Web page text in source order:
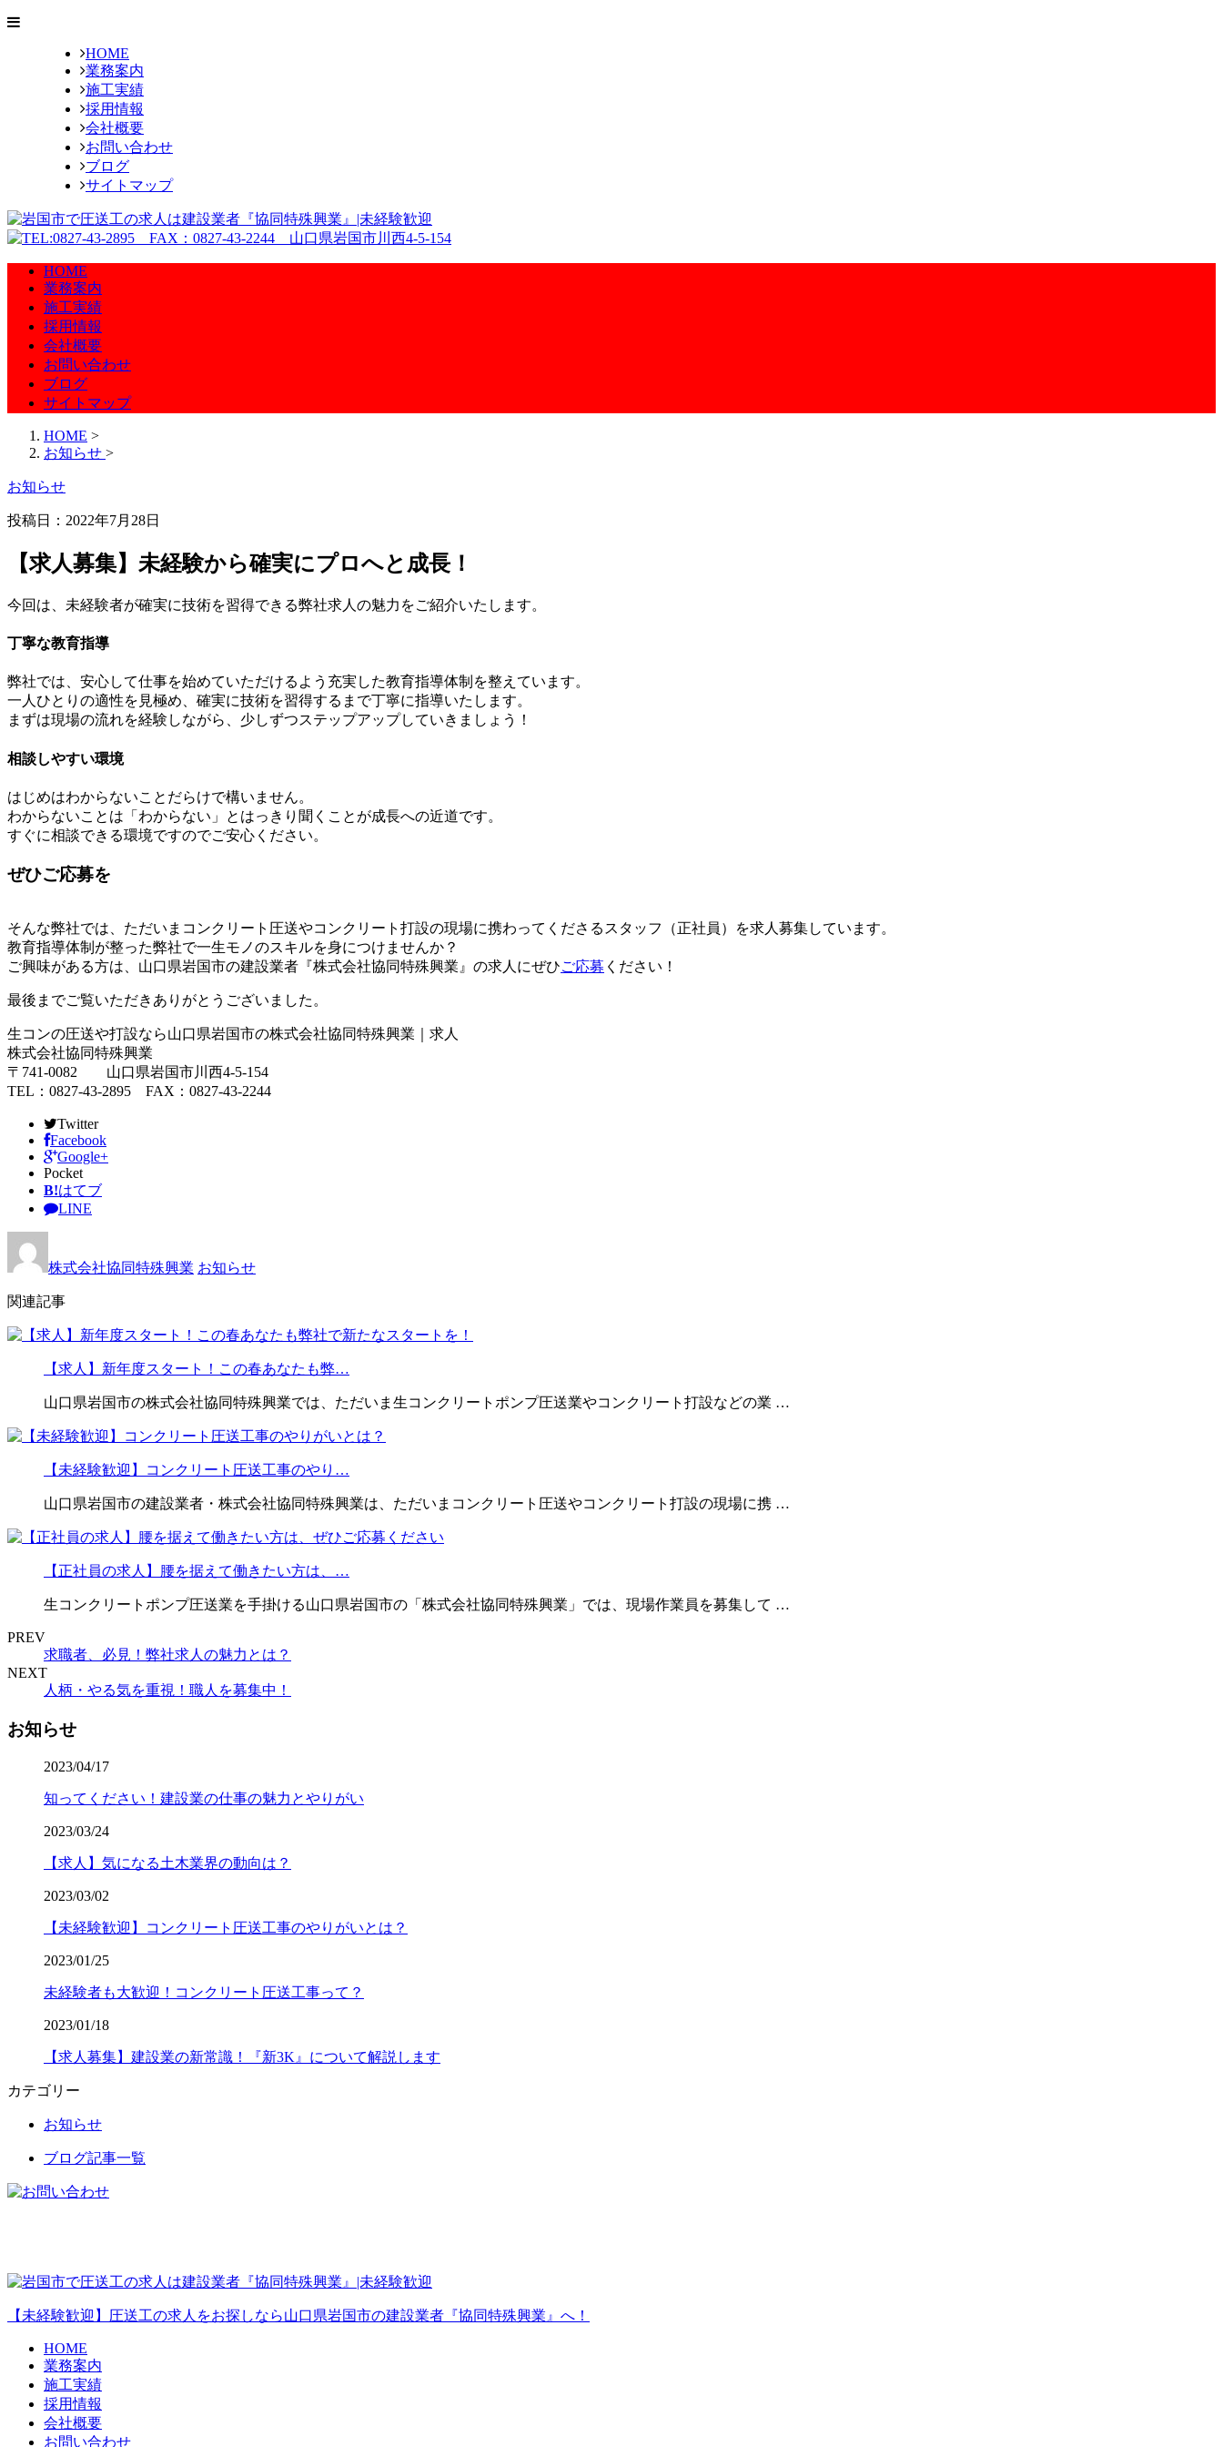
HOME
業務案内
施工実績
採用情報
会社概要
お問い合わせ
ブログ
サイトマップ
HOME
業務案内
施工実績
採用情報
会社概要
お問い合わせ
ブログ
サイトマップ
HOME >
お知らせ >
お知らせ
投稿日：2022年7月28日
【求人募集】未経験から確実にプロへと成長！
今回は、未経験者が確実に技術を習得できる弊社求人の魅力をご紹介いたします。
丁寧な教育指導
弊社では、安心して仕事を始めていただけるよう充実した教育指導体制を整えています。
一人ひとりの適性を見極め、確実に技術を習得するまで丁寧に指導いたします。
まずは現場の流れを経験しながら、少しずつステップアップしていきましょう！
相談しやすい環境
はじめはわからないことだらけで構いません。
わからないことは「わからない」とはっきり聞くことが成長への近道です。
すぐに相談できる環境ですのでご安心ください。
ぜひご応募を
そんな弊社では、ただいまコンクリート圧送やコンクリート打設の現場に携わってくださるスタッフ（正社員）を求人募集しています。
教育指導体制が整った弊社で一生モノのスキルを身につけませんか？
ご興味がある方は、山口県岩国市の建設業者『株式会社協同特殊興業』の求人にぜひご応募 ください！
最後までご覧いただきありがとうございました。
生コンの圧送や打設なら山口県岩国市の株式会社協同特殊興業｜求人
株式会社協同特殊興業
〒741-0082 山口県岩国市川西4-5-154
TEL：0827-43-2895 FAX：0827-43-2244
Twitter
Facebook
Google+
Pocket
B!はてブ
LINE
株式会社協同特殊興業 お知らせ
関連記事
【求人】新年度スタート！この春あなたも弊…
山口県岩国市の株式会社協同特殊興業では、ただいま生コンクリートポンプ圧送業やコンクリート打設などの業 …
【未経験歓迎】コンクリート圧送工事のやり…
山口県岩国市の建設業者・株式会社協同特殊興業は、ただいまコンクリート圧送やコンクリート打設の現場に携 …
【正社員の求人】腰を据えて働きたい方は、…
生コンクリートポンプ圧送業を手掛ける山口県岩国市の「株式会社協同特殊興業」では、現場作業員を募集して …
PREV
求職者、必見！弊社求人の魅力とは？
NEXT
人柄・やる気を重視！職人を募集中！
お知らせ
2023/04/17
知ってください！建設業の仕事の魅力とやりがい
2023/03/24
【求人】気になる土木業界の動向は？
2023/03/02
【未経験歓迎】コンクリート圧送工事のやりがいとは？
2023/01/25
未経験者も大歓迎！コンクリート圧送工事って？
2023/01/18
【求人募集】建設業の新常識！『新3K』について解説します
カテゴリー
お知らせ
ブログ記事一覧
【未経験歓迎】圧送工の求人をお探しなら山口県岩国市の建設業者『協同特殊興業』へ！
HOME
業務案内
施工実績
採用情報
会社概要
お問い合わせ